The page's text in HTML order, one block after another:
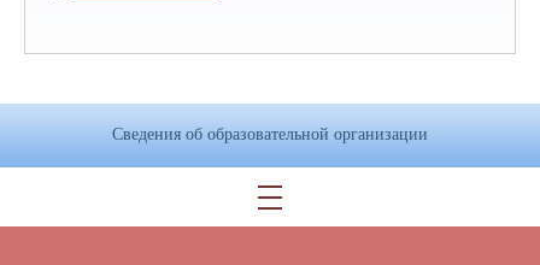
Сведения об образовательной организации